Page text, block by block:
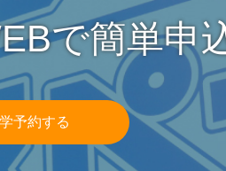
で簡単申
予約する